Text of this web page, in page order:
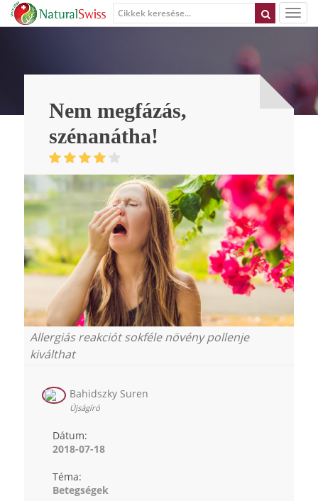
Nem megfázás,
szénanátha!
Allergiás reakciót sokféle növény pollenje
kiválthat
Bahidszky Suren
Újságíró
Dátum:
2018-07-18
Téma:
Betegségek